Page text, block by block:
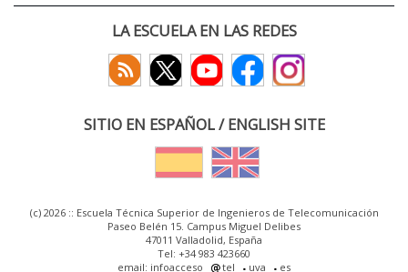
LA ESCUELA EN LAS REDES
SITIO EN ESPAÑOL / ENGLISH SITE
(c) 2026 :: Escuela Técnica Superior de Ingenieros de Telecomunicación
Paseo Belén 15. Campus Miguel Delibes
47011 Valladolid, España
Tel: +34 983 423660
email: infoacceso
tel uva es